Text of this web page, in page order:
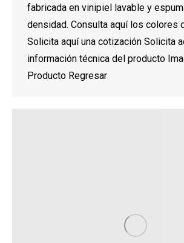
fabricada en vinipiel lavable y
densidad. Consulta aquí los colores
Solicita aquí una cotización Solicita
información técnica del producto
Producto Regresar